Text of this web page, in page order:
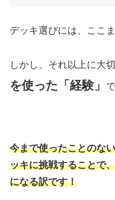
デッキ選びには、ここ
しかし、それ以上に大切
を使った「経験」
今まで使ったことのな
ッキに挑戦することで
になる訳です！